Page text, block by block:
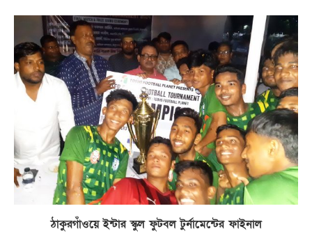
ঠাকুরগাঁওয়ে ইন্টার স্কুল ফুটবল টুর্নামেন্টের ফাইনাল